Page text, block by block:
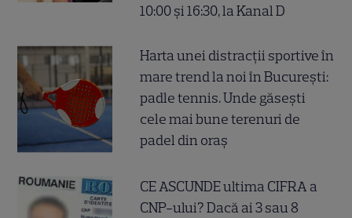
10:00 și 16:30, la Kanal D
Harta unei distracții sportive în
mare trend la noi în București:
padle tennis. Unde găsești
cele mai bune terenuri de
padel din oraș
CE ASCUNDE ultima CIFRA a
CNP-ului? Dacă ai 3 sau 8